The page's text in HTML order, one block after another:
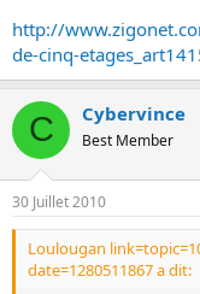
http://
de-cinq-
C Cybervince
Best Member
30 Juillet 2010
Loulougan
date=1280511867 a dit: